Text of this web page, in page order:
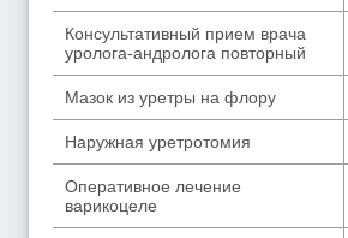
Консультативный прием врача
уролога-андролога повторный
Мазок из уретры на флору
Наружная уретротомия
Оперативное лечение
варикоцеле